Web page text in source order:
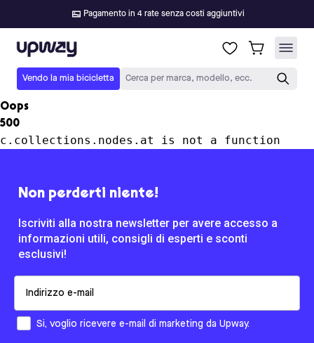
Pagamento in 4 rate senza costi aggiuntivi
Upway
Vendo la mia bicicletta Cerca per marca, modello, ecc.
Oops
500
c.collections.nodes.at is not a function
Non perderti niente!
Iscriviti alla nostra newsletter per avere accesso a
informazioni utili, consigli di esperti e sconti
esclusivi!
Come preferisci essere contattato/a?
Si, voglio ricevere e-mail di marketing da Upway.